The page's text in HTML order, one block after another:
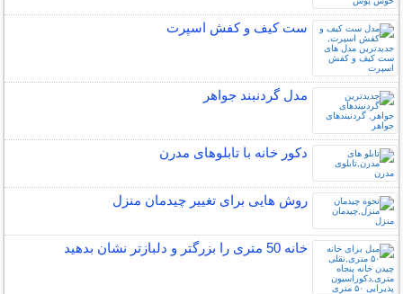
ست کیف و کفش اسپرت
مدل گردنبند جواهر
دکور خانه با تابلوهای مدرن
روش هایی برای تغییر چیدمان منزل
خانه 50 متری را بزرگتر و دلبازتر نشان بدهید